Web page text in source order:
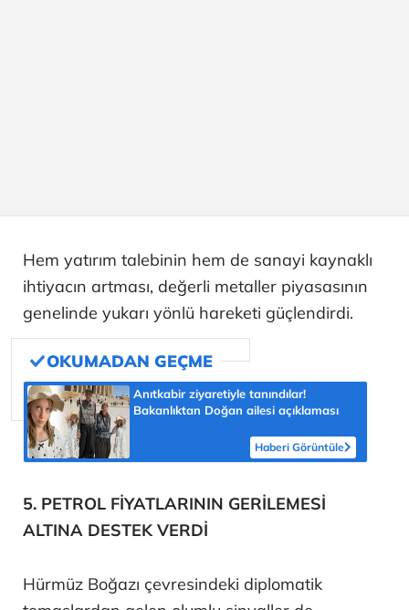
Hem yatırım talebinin hem de sanayi kaynaklı
ihtiyacın artması, değerli metaller piyasasının
genelinde yukarı yönlü hareketi güçlendirdi.
Anıtkabir ziyaretiyle tanındılar!
Bakanlıktan Doğan ailesi açıklaması
Haberi Görüntüle
5. PETROL FİYATLARININ GERİLEMESİ
ALTINA DESTEK VERDİ
Hürmüz Boğazı çevresindeki diplomatik